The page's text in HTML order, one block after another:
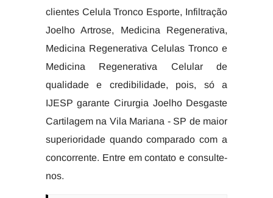
clientes Celula Tronco Esporte, Infiltração
Joelho Artrose, Medicina Regenerativa,
Medicina Regenerativa Celulas Tronco e
Medicina Regenerativa Celular de
qualidade e credibilidade, pois, só a
IJESP garante Cirurgia Joelho Desgaste
Cartilagem na Vila Mariana - SP de maior
superioridade quando comparado com a
concorrente. Entre em contato e consulte-
nos.